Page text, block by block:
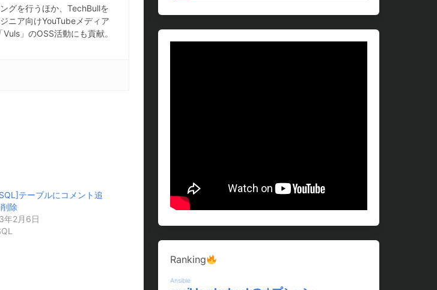
グを行うほか、TechBullを
ニア向けYouTubeメディア
」のOSS活動にも貢献。
テーブルにコメント追
除
年2月6日
Ranking